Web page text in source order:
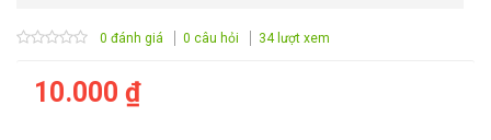
0 đánh giá 0 câu hỏi 34 lượt xem
10.000 ₫